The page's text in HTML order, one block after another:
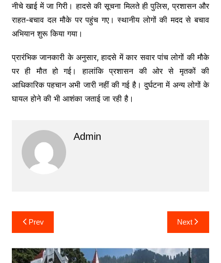
नीचे खाई में जा गिरी। हादसे की सूचना मिलते ही पुलिस, प्रशासन और
राहत-बचाव दल मौके पर पहुंच गए। स्थानीय लोगों की मदद से बचाव
अभियान शुरू किया गया।
प्रारंभिक जानकारी के अनुसार, हादसे में कार सवार पांच लोगों की मौके
पर ही मौत हो गई। हालांकि प्रशासन की ओर से मृतकों की
आधिकारिक पहचान अभी जारी नहीं की गई है। दुर्घटना में अन्य लोगों के
घायल होने की भी आशंका जताई जा रही है।
Admin
Post
navigation
Prev Next